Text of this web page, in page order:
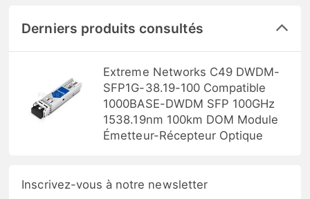
Derniers produits consultés
Extreme Networks C49 DWDM-
SFP1G-38.19-100 Compatible
1000BASE-DWDM SFP 100GHz
1538.19nm 100km DOM Module
Émetteur-Récepteur Optique
Inscrivez-vous à notre newsletter